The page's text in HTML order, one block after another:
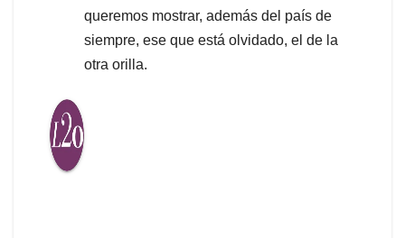
queremos mostrar, además del país de
siempre, ese que está olvidado, el de la
otra orilla.